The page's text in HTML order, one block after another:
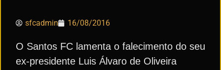
sfcadmin 16/08/2016
O Santos FC lamenta o falecimento do seu
ex-presidente Luis Álvaro de Oliveira